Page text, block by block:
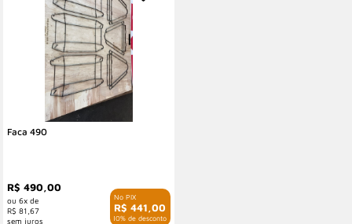
Faca 490
R$ 441,00
com 10% de desconto
R$ 490,00
6x de
R$ 81,67